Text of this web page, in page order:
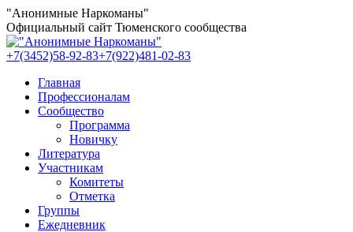
Перейти
к
содержанию
"Анонимные Наркоманы"
Официальный сайт Тюменского сообщества
+7(3452)58-92-83+7(922)481-02-83
Главная
Профессионалам
Сообщество
Программа
Новичку
Литература
Участникам
Комитеты
Отметка
Группы
Ежедневник